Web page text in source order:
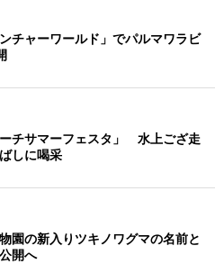
チャーワールド」でパルマワラビ
チサマーフェスタ」 水上ござ走
しに喝采
園の新入りツキノワグマの名前と
開へ